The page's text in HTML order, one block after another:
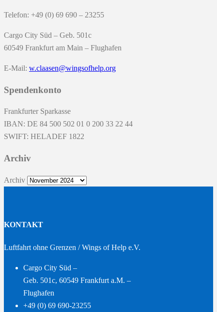
Telefon: +49 (0) 69 690 – 23255
Cargo City Süd – Geb. 501c
60549 Frankfurt am Main – Flughafen
E-Mail: w.claasen@wingsofhelp.org
Spendenkonto
Frankfurter Sparkasse
IBAN: DE 84 500 502 01 0 200 33 22 44
SWIFT: HELADEF 1822
Archiv
Archiv
KONTAKT
Luftfahrt ohne Grenzen / Wings of Help e.V.
Cargo City Süd –
Geb. 501c, 60549 Frankfurt a.M. –
Flughafen
+49 (0) 69 690-23255